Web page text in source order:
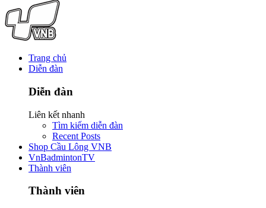
Trang chủ
Diễn đàn
Diễn đàn
Liên kết nhanh
Tìm kiếm diễn đàn
Recent Posts
Shop Cầu Lông VNB
VnBadmintonTV
Thành viên
Thành viên